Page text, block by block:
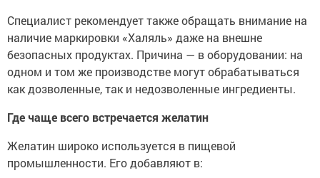
Специалист рекомендует также обращать внимание на
наличие маркировки «Халяль» даже на внешне
безопасных продуктах. Причина — в оборудовании: на
одном и том же производстве могут обрабатываться
как дозволенные, так и недозволенные ингредиенты.
Где чаще всего встречается желатин
Желатин широко используется в пищевой
промышленности. Его добавляют в: